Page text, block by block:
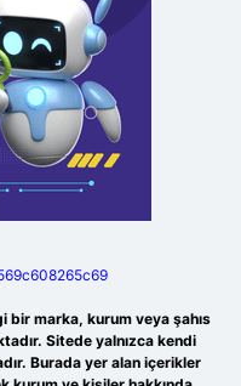
bir marka, kurum veya şahıs
Sitede yalnızca kendi
Burada yer alan içerikler